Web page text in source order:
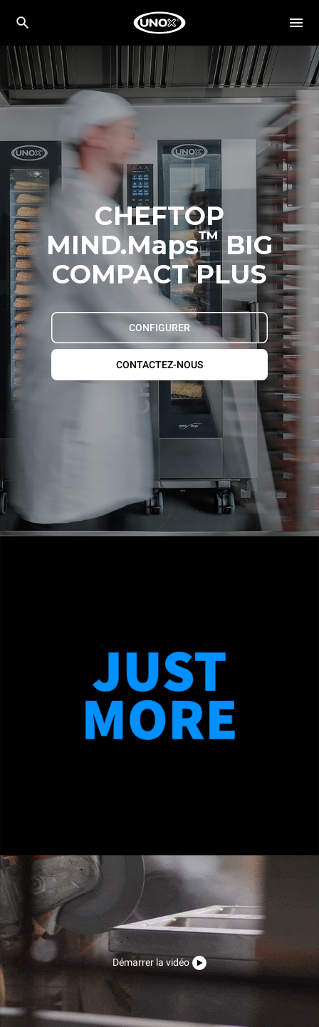
CHEFTOP
MIND.Maps™BIG
COMPACT PLUS
CONFIGURER
CONTACTEZ-NOUS
Démarrer la vidéo